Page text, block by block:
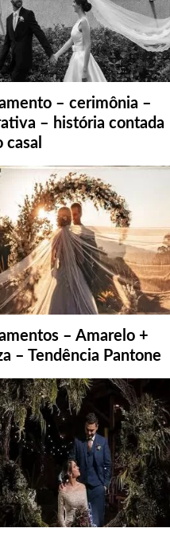
– cerimônia –
– história contada
casal
– Amarelo +
– Tendência Pantone